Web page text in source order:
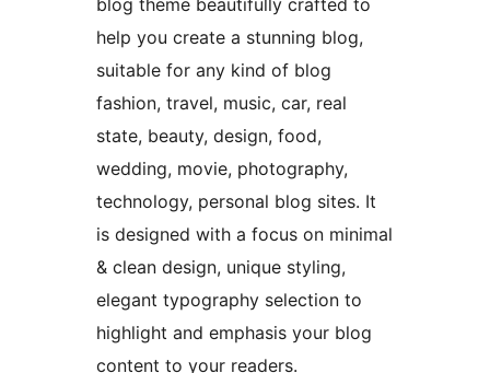
blog theme beautifully crafted to
help you create a stunning blog,
suitable for any kind of blog
fashion, travel, music, car, real
state, beauty, design, food,
wedding, movie, photography,
technology, personal blog sites. It
is designed with a focus on minimal
& clean design, unique styling,
elegant typography selection to
highlight and emphasis your blog
content to your readers.